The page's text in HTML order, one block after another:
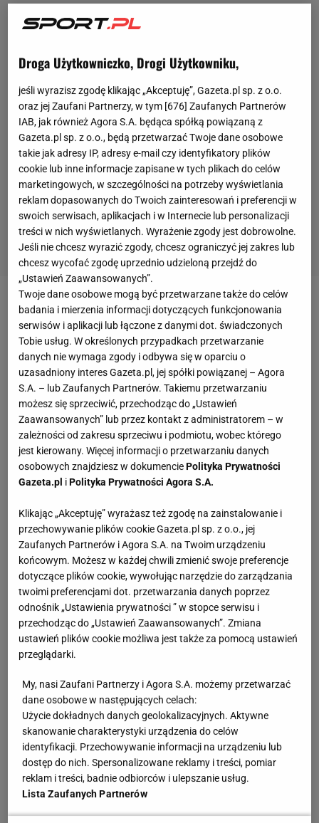
Z jego kolanem jest już dobrze?
- Na szczęście to nie była poważnakontuzja. Po
prostu w końcowej fazie przygotowań do sezonu
Bródka się przeforsował. Kolano bolało, przez trzy
tygodnie musiał trenować lżej, żeby wszystko
wróciło do normy. Pewnie też dlatego w Calgary i
Salt Lake City nie startował tak dobrze jak w
Astanie. Ale teraz już na pewno wszystko jest w
porządku. Nasz lider jest czwarty w Pucharze Świata
na swoim koronnym dystansie, a do tego jest pewny
olimpijskiego startu i na 1500, i na 1000 metrów.
Gorzej wygląda sytuacja drużyny. Brązowych
medalistów tegorocznych mistrzostw świata
zabraknie w zespołowej rywalizacji o medale
igrzysk?
Związku Łyżwiarstwa Szybkiego dobrze wiemy,
dlaczego ona się skomplikowała. Męską drużynę
tworzą Bródka, Konrad Niedźwiedzki i Jan
Szymański. Ostatni z nich był chory, dlatego w Salt
Lake City musieliśmy wstawić rezerwowego
Rolanda Cieślaka. On nie jest tak szybki jak pozostali
zawodnicy. Nie wytrzymał tempa kolegów, drużyna
Droga Użytkowniczko, Drogi Użytkowniku,
jeśli wyrazisz zgodę klikając „Akceptuję”, Gazeta.pl sp. z o.o.
oraz jej Zaufani Partnerzy, w tym [676] Zaufanych Partnerów
IAB, jak również Agora S.A. będąca spółką powiązaną z
Gazeta.pl sp. z o.o., będą przetwarzać Twoje dane osobowe
takie jak adresy IP, adresy e-mail czy identyfikatory plików
cookie lub inne informacje zapisane w tych plikach do celów
marketingowych, w szczególności na potrzeby wyświetlania
reklam dopasowanych do Twoich zainteresowań i preferencji w
swoich serwisach, aplikacjach i w Internecie lub personalizacji
treści w nich wyświetlanych. Wyrażenie zgody jest dobrowolne.
Jeśli nie chcesz wyrazić zgody, chcesz ograniczyć jej zakres lub
chcesz wycofać zgodę uprzednio udzieloną przejdź do
„Ustawień Zaawansowanych”.
Twoje dane osobowe mogą być przetwarzane także do celów
badania i mierzenia informacji dotyczących funkcjonowania
serwisów i aplikacji lub łączone z danymi dot. świadczonych
Tobie usług. W określonych przypadkach przetwarzanie
danych nie wymaga zgody i odbywa się w oparciu o
uzasadniony interes Gazeta.pl, jej spółki powiązanej – Agora
S.A. – lub Zaufanych Partnerów. Takiemu przetwarzaniu
możesz się sprzeciwić, przechodząc do „Ustawień
Zaawansowanych” lub przez kontakt z administratorem – w
zależności od zakresu sprzeciwu i podmiotu, wobec którego
jest kierowany. Więcej informacji o przetwarzaniu danych
osobowych znajdziesz w dokumenciePolityka Prywatności
Gazeta.pl iPolityka Prywatności Agora S.A.
Klikając „Akceptuję” wyrażasz też zgodę na zainstalowanie i
przechowywanie plików cookie Gazeta.pl sp. z o.o., jej
Zaufanych Partnerów i Agora S.A. na Twoim urządzeniu
końcowym. Możesz w każdej chwili zmienić swoje preferencje
dotyczące plików cookie, wywołując narzędzie do zarządzania
twoimi preferencjami dot. przetwarzania danych poprzez
odnośnik „Ustawienia prywatności ” w stopce serwisu i
przechodząc do „Ustawień Zaawansowanych”. Zmiana
ustawień plików cookie możliwa jest także za pomocą ustawień
przeglądarki.
My, nasi Zaufani Partnerzy i Agora S.A. możemy przetwarzać
dane osobowe w następujących celach:
Użycie dokładnych danych geolokalizacyjnych. Aktywne
skanowanie charakterystyki urządzenia do celów
identyfikacji. Przechowywanie informacji na urządzeniu lub
dostęp do nich. Spersonalizowane reklamy i treści, pomiar
reklam i treści, badnie odbiorców i ulepszanie usług.
Lista Zaufanych Partnerów